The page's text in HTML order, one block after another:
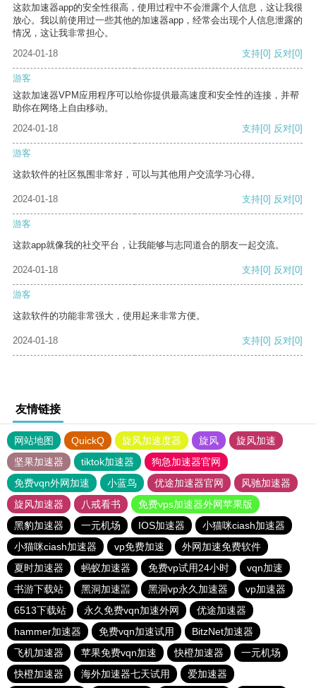
这款加速器app的安全性很高，使用过程中不会泄露个人信息，这让我很
放心。我以前使用过一些其他的加速器app，经常会出现个人信息泄露的
情况，这让我非常担心。
2024-01-18
支持[0] 反对[0]
游客
这款加速器VPM应用程序可以给你提供最高速度和安全性的连接，并帮
助你在网络上自由移动。
2024-01-18
支持[0] 反对[0]
游客
这款软件的社区氛围非常好，可以与其他用户交流学习心得。
2024-01-18 支持[0] 反对[0]
游客
这款app就像我的社交平台，让我能够与志同道合的朋友一起交流。
2024-01-18 支持[0] 反对[0]
游客
这款软件的功能非常强大，使用起来非常方便。
2024-01-18 支持[0] 反对[0]
友情链接
网站地图 QuickQ 旋风加速度器 旋风
旋风加速
坚果加速器
tiktok加速器
狗急加速器官网
免费vqn外网加速
小蓝鸟 优途加速器官网
风驰加速器
旋风加速器
八戒看书
免费vps加速器外网苹果版
黑豹加速器
一元机场 IOS加速器
小猫咪ciash加速器
小猫咪ciash加速器
vp免费加速
外网加速免费软件
夏时加速器
蚂蚁加速器 免费vp试用24小时
vqn加速
书游下载站
黑洞加速噐 黑洞vp永久加速器
vp加速器
6513下载站
永久免费vqn加速外网
优途加速器
hammer加速器
免费vqn加速试用
BitzNet加速器
飞机加速器
苹果免费vqn加速 快橙加速器
一元机场
快橙加速器
海外加速器七天试用 爱加速器